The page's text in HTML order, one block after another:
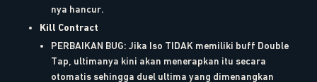
nya hancur.
Kill Contract
PERBAIKAN BUG: Jika Iso TIDAK memiliki buff Double
Tap, ultimanya kini akan menerapkan itu secara
otomatis sehingga duel ultima yang dimenangkan